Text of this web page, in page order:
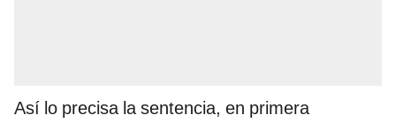
Así lo precisa la sentencia, en primera